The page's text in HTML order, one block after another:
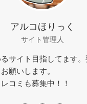
アルコほりっく
サイト管理人
サイト目指してます
願いします。
コミも募集中！！